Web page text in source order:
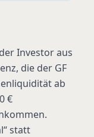
Investor aus
die der GF
ab
€
statt